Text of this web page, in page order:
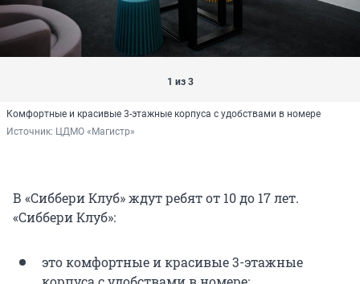
1 из 3
Комфортные и красивые 3-этажные корпуса с удобствами в номере
Источник: ЦДМО «Магистр»
В «Сиббери Клуб» ждут ребят от 10 до 17 лет.
«Сиббери Клуб»:
это комфортные и красивые 3-этажные